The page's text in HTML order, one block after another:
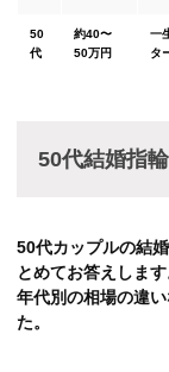
50
代
約40〜
50万円
一
タ
50代結婚指
50代カップルの結
とめてお答えしま
年代別の相場の違
た。